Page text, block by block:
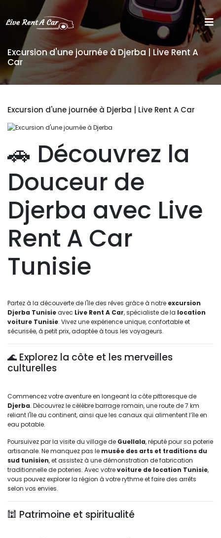
Accueil
propos
Mes
réservations
Témoignages
FAQ
Excursion d'une journée à Djerba | Live Rent A
Car
Excursion d'une journée à Djerba | Live Rent A Car
🚗 Découvrez la
Douceur de
Djerba avec Live
Rent A Car
Tunisie
Partez à la découverte de l'île des rêves grâce à notre excursion
Djerba Tunisieavec Live Rent A Car, spécialiste de la location
voiture Tunisie. Vivez une expérience unique, confortable et
sécurisée, à petit prix, adaptée à tous les voyageurs.
🌊 Explorez la côte et les merveilles
culturelles
Commencez votre aventure en longeant la côte pittoresque de
Djerba. Découvrez le célèbre barrage romain, une route de 7 km
reliant l'île au continent, ainsi que les canaux qui alimentent l’île en
eau potable.
Poursuivez par la visite du village de Guellala, réputé pour sa poterie
artisanale. Ne manquez pas le musée des arts et traditions du
sud tunisien, et assistez à une démonstration de fabrication
traditionnelle de poteries. Avec votrevoiture de location Tunisie,
vous pouvez explorer la région à votre rythme et faire des arrêts
selon vos envies.
🕍 Patrimoine et spiritualité